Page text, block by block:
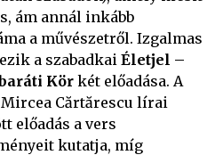
ám annál inkább
a művészetről. Izgalmas
a szabadkai Életjel –
Kör két előadása. A
Cărtărescu lírai
előadás a vers
kutatja, míg